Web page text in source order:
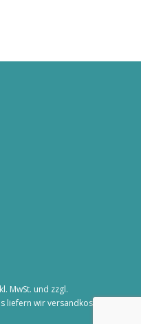
MwSt. und zzgl.
liefern wir versandkostenfrei!